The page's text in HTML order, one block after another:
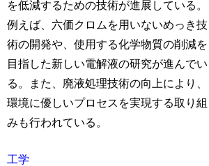
を低減するための技術が進展している。
例えば、六価クロムを用いないめっき技
術の開発や、使用する化学物質の削減を
目指した新しい電解液の研究が進んでい
る。また、廃液処理技術の向上により、
環境に優しいプロセスを実現する取り組
みも行われている。
工学